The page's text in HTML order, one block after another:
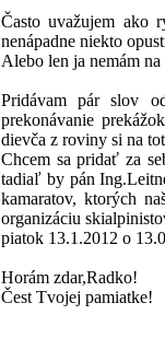
Často uvažujem ako
nenápadne niekto
Alebo len ja nemám na
Pridávam pár slov
prekonávanie
dievča z roviny si na
Chcem sa pridať za
tadiaľ by pán
kamaratov, ktorých
organizáciu
piatok 13.1.2012 o
Horám zdar,Radko!
Čest Tvojej pamiatke!